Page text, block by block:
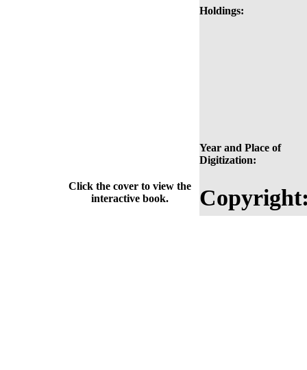
Holdings:
Year and Place of
Digitization:
Click the cover to view the
interactive book.